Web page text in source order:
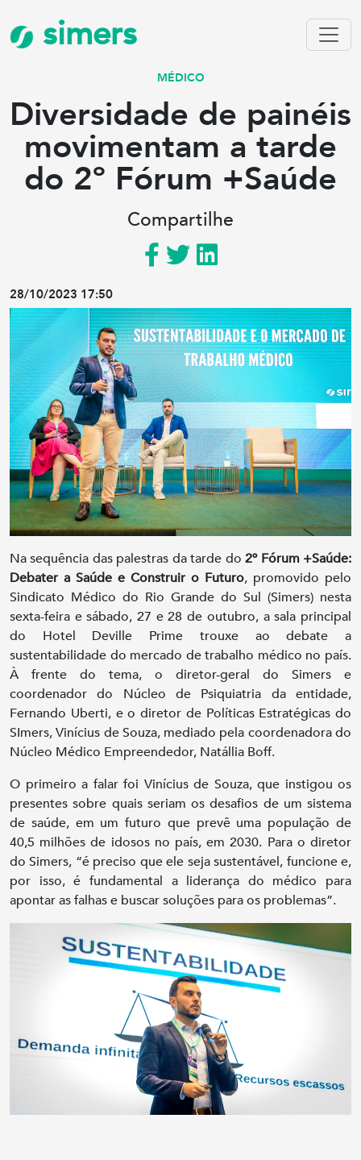
simers
MÉDICO
Diversidade de painéis
movimentam a tarde
do 2º Fórum +Saúde
Compartilhe
28/10/2023 17:50
Na sequência das palestras da tarde do2º Fórum +Saúde:
Debater a Saúde e Construir o Futuro, promovido pelo
Sindicato Médico do Rio Grande do Sul (Simers) nesta
sexta-feira e sábado, 27 e 28 de outubro, a sala principal
do Hotel Deville Prime trouxe ao debate a
sustentabilidade do mercado de trabalho médico no país.
À frente do tema, o diretor-geral do Simers e
coordenador do Núcleo de Psiquiatria da entidade,
Fernando Uberti, e o diretor de Políticas Estratégicas do
SImers, Vinícius de Souza, mediado pela coordenadora do
Núcleo Médico Empreendedor, Natállia Boff.
O primeiro a falar foi Vinícius de Souza, que instigou os
presentes sobre quais seriam os desafios de um sistema
de saúde, em um futuro que prevê uma população de
40,5 milhões de idosos no país, em 2030. Para o diretor
do Simers, “é preciso que ele seja sustentável, funcione e,
por isso, é fundamental a liderança do médico para
apontar as falhas e buscar soluções para os problemas”.